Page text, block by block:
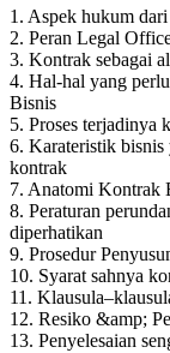
1. Aspek hukum
2. Peran Legal
3. Kontrak sebagai
4. Hal-hal yang
Bisnis
5. Proses terjadinya
6. Karateristik bisnis
kontrak
7. Anatomi Kontrak
8. Peraturan
diperhatikan
9. Prosedur
10. Syarat sahnya
11.
12. Resiko &amp;
13. Penyelesaian